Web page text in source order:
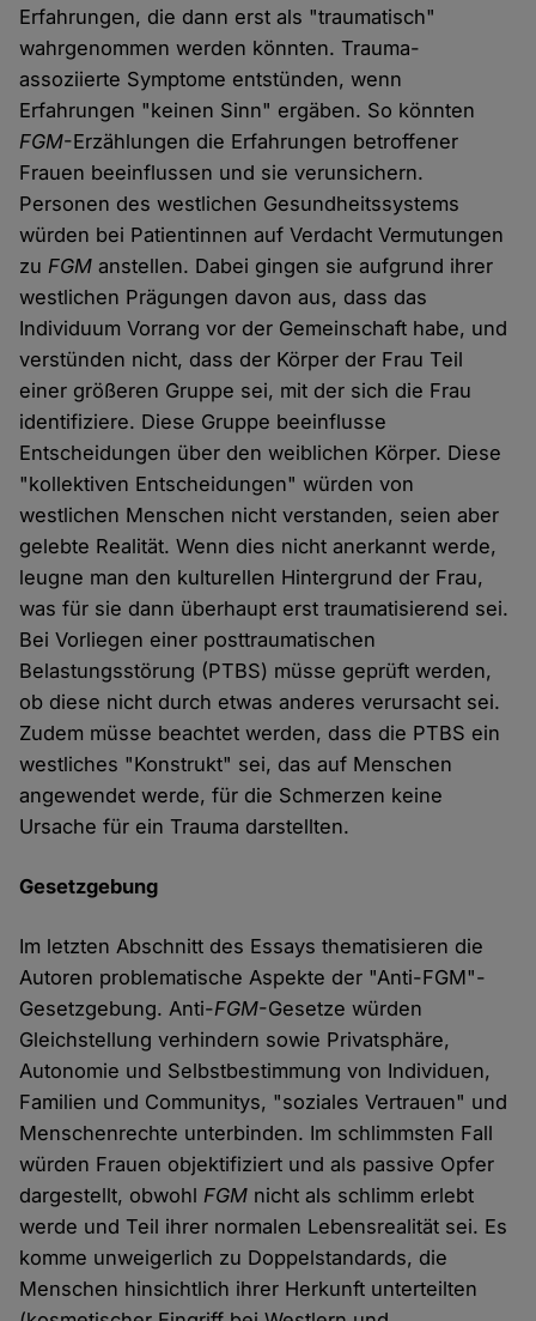
Erfahrungen, die dann erst als "traumatisch"
wahrgenommen werden könnten. Trauma-
assoziierte Symptome entstünden, wenn
Erfahrungen "keinen Sinn" ergäben. So könnten
FGM-Erzählungen die Erfahrungen betroffener
Frauen beeinflussen und sie verunsichern.
Personen des westlichen Gesundheitssystems
würden bei Patientinnen auf Verdacht Vermutungen
zuFGM anstellen. Dabei gingen sie aufgrund ihrer
westlichen Prägungen davon aus, dass das
Individuum Vorrang vor der Gemeinschaft habe, und
verstünden nicht, dass der Körper der Frau Teil
einer größeren Gruppe sei, mit der sich die Frau
identifiziere. Diese Gruppe beeinflusse
Entscheidungen über den weiblichen Körper. Diese
"kollektiven Entscheidungen" würden von
westlichen Menschen nicht verstanden, seien aber
gelebte Realität. Wenn dies nicht anerkannt werde,
leugne man den kulturellen Hintergrund der Frau,
was für sie dann überhaupt erst traumatisierend sei.
Bei Vorliegen einer posttraumatischen
Belastungsstörung (PTBS) müsse geprüft werden,
ob diese nicht durch etwas anderes verursacht sei.
Zudem müsse beachtet werden, dass die PTBS ein
westliches "Konstrukt" sei, das auf Menschen
angewendet werde, für die Schmerzen keine
Ursache für ein Trauma darstellten.
Gesetzgebung
Im letzten Abschnitt des Essays thematisieren die
Autoren problematische Aspekte der "Anti-FGM"-
Gesetzgebung. Anti-FGM-Gesetze würden
Gleichstellung verhindern sowie Privatsphäre,
Autonomie und Selbstbestimmung von Individuen,
Familien und Communitys, "soziales Vertrauen" und
Menschenrechte unterbinden. Im schlimmsten Fall
würden Frauen objektifiziert und als passive Opfer
dargestellt, obwohlFGM nicht als schlimm erlebt
werde und Teil ihrer normalen Lebensrealität sei. Es
komme unweigerlich zu Doppelstandards, die
Menschen hinsichtlich ihrer Herkunft unterteilten